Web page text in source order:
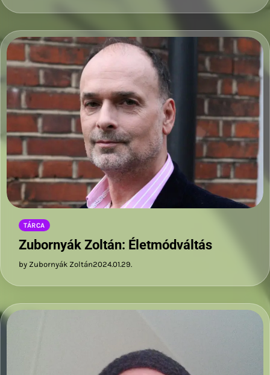
TÁRCA
Zubornyák Zoltán: Életmódváltás
by Zubornyák Zoltán2024.01.29.